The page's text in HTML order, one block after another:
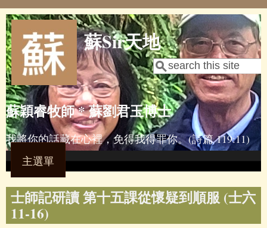
Skip to main content
蘇Sir天地
Search form
Search
蘇穎睿牧師 * 蘇劉君玉博士
我將你的話藏在心裡，免得我得罪你。(詩篇 119:11)
主選單
士師記研讀 第十五課從懷疑到順服 (士六
11-16)